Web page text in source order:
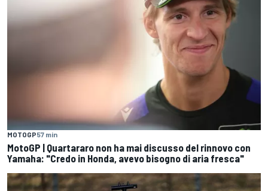
MOTOGP57 min
MotoGP | Quartararo non ha mai discusso del rinnovo con
Yamaha: "Credo in Honda, avevo bisogno di aria fresca"